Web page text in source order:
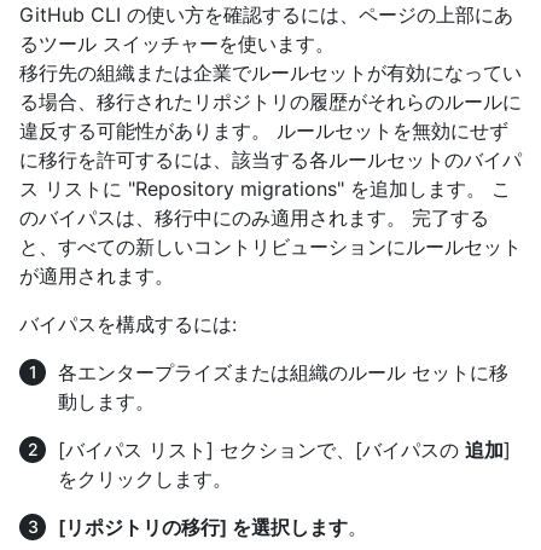
GitHub CLI の使い方を確認するには、ページの上部にあ
るツール スイッチャーを使います。
移行先の組織または企業でルールセットが有効になってい
る場合、移行されたリポジトリの履歴がそれらのルールに
違反する可能性があります。 ルールセットを無効にせず
に移行を許可するには、該当する各ルールセットのバイパ
ス リストに "Repository migrations" を追加します。 こ
のバイパスは、移行中にのみ適用されます。 完了する
と、すべての新しいコントリビューションにルールセット
が適用されます。
バイパスを構成するには:
各エンタープライズまたは組織のルール セットに移
動します。
[バイパス リスト] セクションで、[バイパスの 追加]
をクリックします。
[リポジトリの移行] を選択します。